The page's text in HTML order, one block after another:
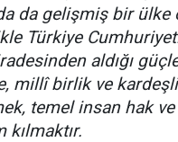
da gelişmiş bir
Türkiye
aldığı
millî birlik ve
temel insan hak